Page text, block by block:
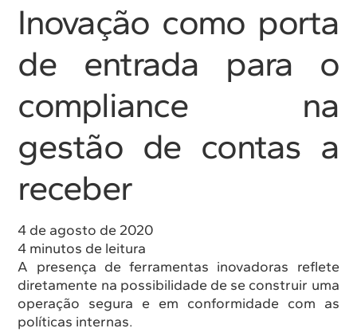
Inovação como porta
de entrada para o
compliance na
gestão de contas a
receber
4 de agosto de 2020
4 minutos de leitura
A presença de ferramentas inovadoras reflete
diretamente na possibilidade de se construir uma
operação segura e em conformidade com as
políticas internas.